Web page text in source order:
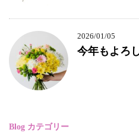
2026/01/05
今年もよろ
Blog カテゴリー